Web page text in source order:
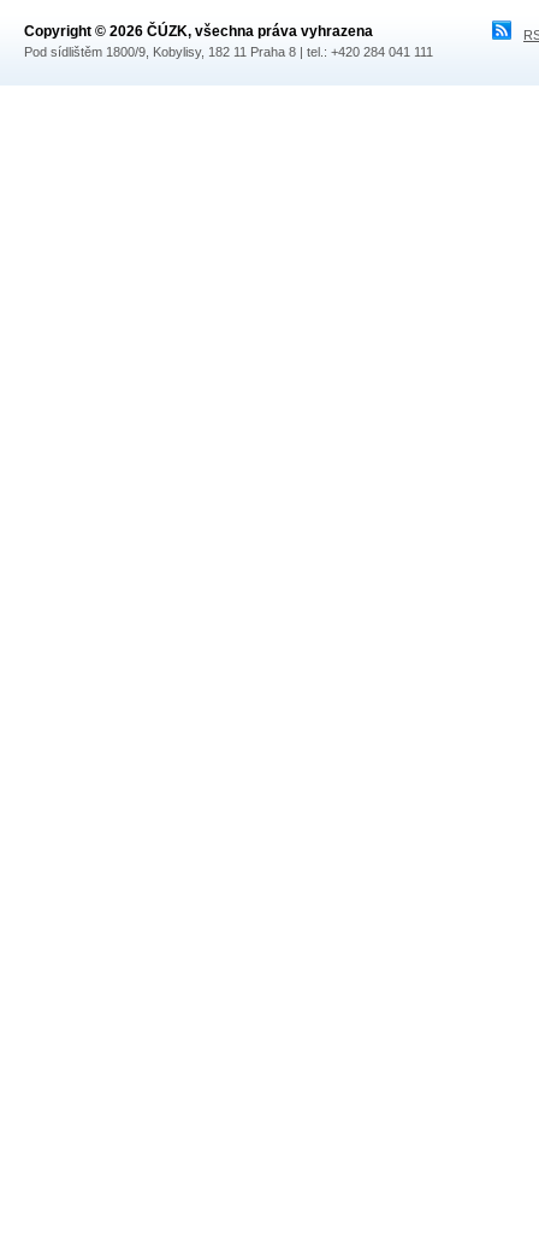
Copyright © 2026 ČÚZK, všechna práva vyhrazena
Pod sídlištěm 1800/9, Kobylisy, 182 11 Praha 8 | tel.: +420 284 041 111